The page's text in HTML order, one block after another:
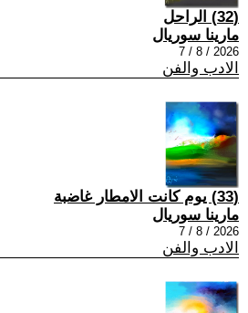
(32) الراحل
مارينا سوريال
2026 / 8 / 7
الادب والفن
(33) يوم كانت الامطار غاضبة
مارينا سوريال
2026 / 8 / 7
الادب والفن